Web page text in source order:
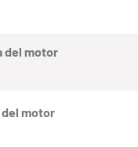
del motor
del motor